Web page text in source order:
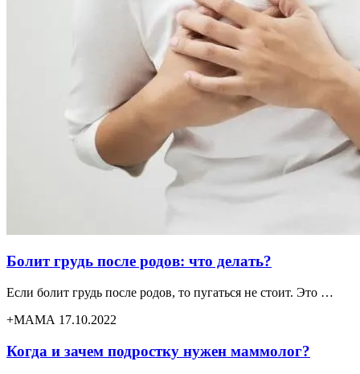
Болит грудь после родов: что делать?
Если болит грудь после родов, то пугаться не стоит. Это …
+МАМА 17.10.2022
Когда и зачем подростку нужен маммолог?